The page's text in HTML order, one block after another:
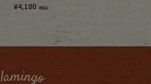
¥4,180 （税込）